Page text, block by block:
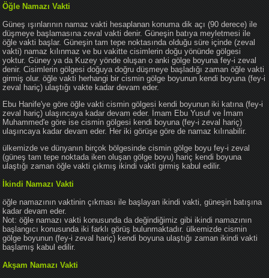
Öğle Namazı Vakti
Güneş ışınlarının namaz vakti hesaplanan konuma dik açı (90 derece) ile
düşmeye başlamasına zeval vakti denir. Güneşin batıya meyletmesi ile
öğle vakti başlar. Güneşin tam tepe noktasında olduğu süre içinde (zeval
vakti) namaz kılınmaz ve bu vakitte cisimlerin doğu yönünde gölgesi
yoktur. Güney ya da Kuzey yönde oluşan o anki gölge boyuna fey-i zeval
denir. Cisimlerin gölgesi doğuya doğru düşmeye başladığı zaman öğle vakti
girmiş olur. öğle vakti herhangi bir cismin gölge boyunun kendi boyuna (fey-i
zeval hariç) ulaştığı vakte kadar devam eder.
Ebu Hanife'ye göre öğle vakti cismin gölgesi kendi boyunun iki katına (fey-i
zeval hariç) ulaşıncaya kadar devam eder. İmam Ebu Yusuf ve İmam
Muhammed'e göre ise cismin gölgesi kendi boyuna (fey-i zeval hariç)
ulaşıncaya kadar devam eder. Her iki görüşe göre de namaz kılınabilir.
ülkemizde ve dünyanın birçok bölgesinde cismin gölge boyu fey-i zeval
(güneş tam tepe noktada iken oluşan gölge boyu) hariç kendi boyuna
ulaştığı zaman öğle vakti çıkmış ikindi vakti girmiş kabul edilir.
İkindi Namazı Vakti
öğle namazının vaktinin çıkması ile başlayan ikindi vakti, güneşin batışına
kadar devam eder.
Not: öğle namazı vakti konusunda da değindiğimiz gibi ikindi namazının
başlangıcı konusunda iki farklı görüş bulunmaktadır. ülkemizde cismin
gölge boyunun (fey-i zeval hariç) kendi boyuna ulaştığı zaman ikindi vakti
başlamış kabul edilir.
Akşam Namazı Vakti